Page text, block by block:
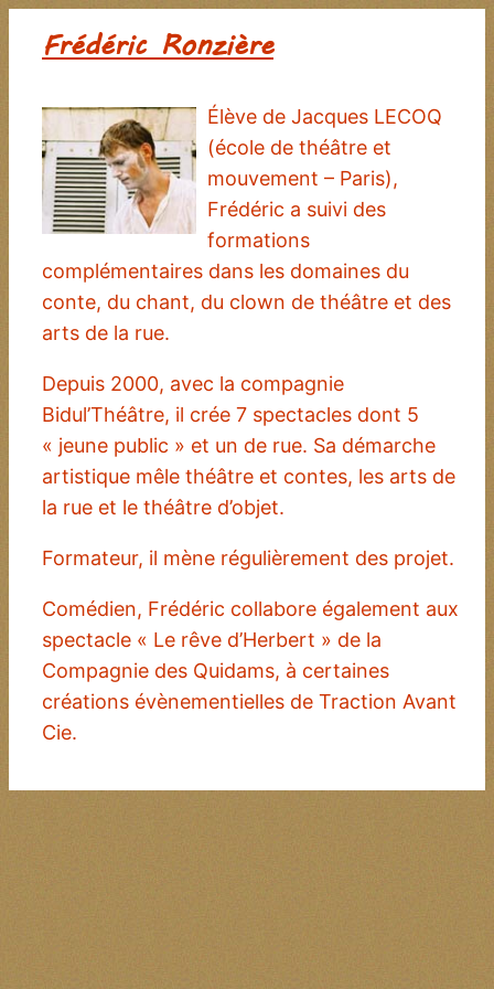
Frédéric Ronzière
Élève de Jacques LECOQ
(école de théâtre et
mouvement – Paris),
Frédéric a suivi des
formations
complémentaires dans les domaines du
conte, du chant, du clown de théâtre et des
arts de la rue.
Depuis 2000, avec la compagnie
Bidul’Théâtre, il crée 7 spectacles dont 5
« jeune public » et un de rue. Sa démarche
artistique mêle théâtre et contes, les arts de
la rue et le théâtre d’objet.
Formateur, il mène régulièrement des projet.
Comédien, Frédéric collabore également aux
spectacle « Le rêve d’Herbert » de la
Compagnie des Quidams, à certaines
créations évènementielles de Traction Avant
Cie.